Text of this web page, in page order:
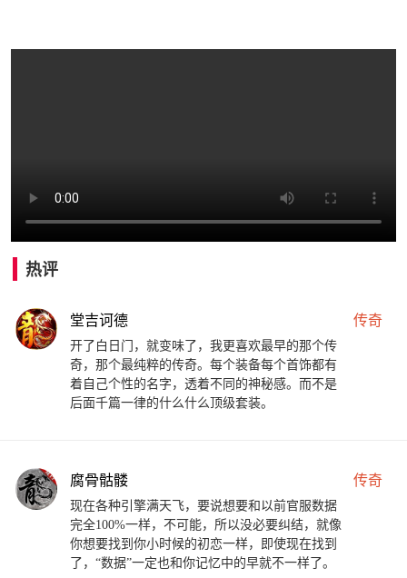
热评
堂吉诃德 传奇
开了白日门，就变味了，我更喜欢最早的那个传
奇，那个最纯粹的传奇。每个装备每个首饰都有
着自己个性的名字，透着不同的神秘感。而不是
后面千篇一律的什么什么顶级套装。
腐骨骷髅 传奇
现在各种引擎满天飞，要说想要和以前官服数据
完全100%一样，不可能，所以没必要纠结，就像
你想要找到你小时候的初恋一样，即使现在找到
了，“数据”一定也和你记忆中的早就不一样了。